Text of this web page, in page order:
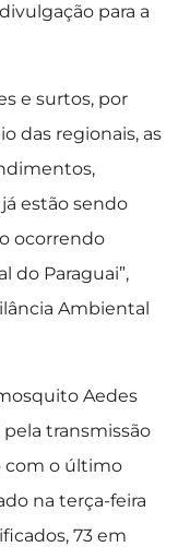
para a
e surtos, por
das regionais, as
estão sendo
ocorrendo
do Paraguai”,
Ambiental
Aedes
transmissão
com o último
na terça-feira
73 em